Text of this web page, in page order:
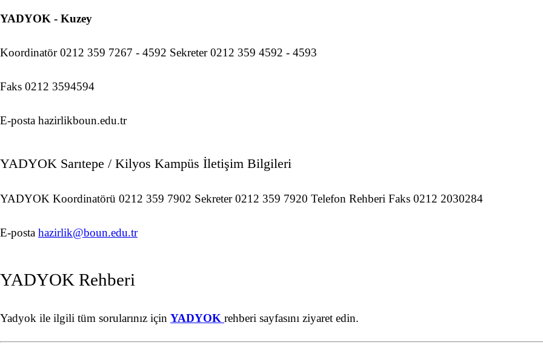
YADYOK - Kuzey
Koordinatör 0212 359 7267 - 4592 Sekreter 0212 359 4592 - 4593
Faks 0212 3594594
E-posta hazirlikboun.edu.tr
YADYOK Sarıtepe / Kilyos Kampüs İletişim Bilgileri
YADYOK Koordinatörü 0212 359 7902 Sekreter 0212 359 7920 Telefon Rehberi Faks 0212 2030284
E-posta hazirlik@boun.edu.tr
YADYOK Rehberi
Yadyok ile ilgili tüm sorularınız için YADYOK rehberi sayfasını ziyaret edin.